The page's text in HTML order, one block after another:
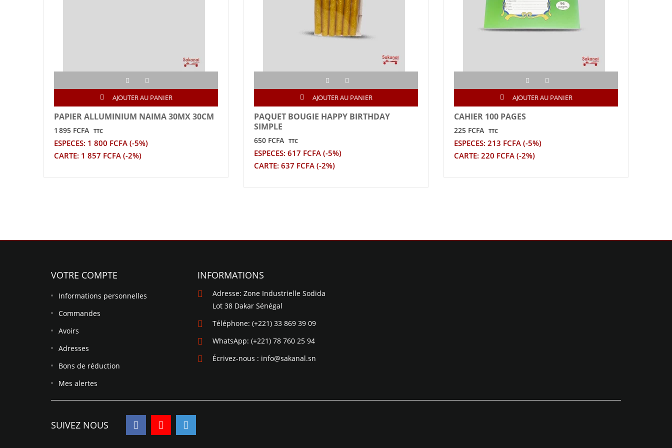
AJOUTER AU PANIER
PAPIER ALLUMINIUM NAIMA 30MX 30CM
1 895 FCFA TTC
ESPECES: 1 800 FCFA (-5%)
CARTE: 1 857 FCFA (-2%)
AJOUTER AU PANIER
PAQUET BOUGIE HAPPY BIRTHDAY
SIMPLE
650 FCFA TTC
ESPECES: 617 FCFA (-5%)
CARTE: 637 FCFA (-2%)
AJOUTER AU PANIER
CAHIER 100 PAGES
225 FCFA TTC
ESPECES: 213 FCFA (-5%)
CARTE: 220 FCFA (-2%)
VOTRE COMPTE
Informations personnelles
Commandes
Avoirs
Adresses
Bons de réduction
Mes alertes
INFORMATIONS
Adresse: Zone Industrielle Sodida
Lot 38 Dakar Sénégal
Téléphone: (+221) 33 869 39 09
WhatsApp: (+221) 78 760 25 94
Écrivez-nous : info@sakanal.sn
SUIVEZ NOUS